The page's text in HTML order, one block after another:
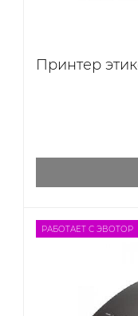
Принтер
РАБОТАЕТ С ЭВОТОР